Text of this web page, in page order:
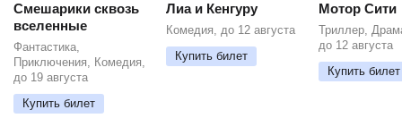
Смешарики сквозь
вселенные
Фантастика,
Приключения, Комедия,
до 19 августа
Купить билет
Лиа и Кенгуру
Комедия, до 12 августа
Купить билет
Мотор Сити
Триллер,
до 12 августа
Купить билет